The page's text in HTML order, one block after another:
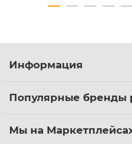
Информация
Популярные бренды
Мы на